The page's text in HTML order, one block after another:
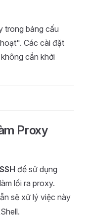
trong bảng cấu
Các cài đặt
cần khởi
Proxy
để sử dụng
lối ra proxy.
sẽ xử lý việc này